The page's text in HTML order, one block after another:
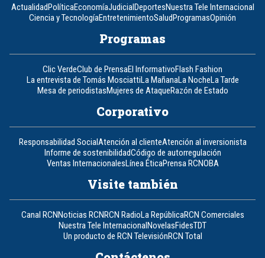
ActualidadPolíticaEconomíaJudicialDeportesNuestra Tele Internacional
Ciencia y TecnologíaEntretenimientoSaludProgramasOpinión
Programas
Clic VerdeClub de PrensaEl InformativoFlash Fashion
La entrevista de Tomás MosciattiLa MañanaLa NocheLa Tarde
Mesa de periodistasMujeres de AtaqueRazón de Estado
Corporativo
Responsabilidad SocialAtención al clienteAtención al inversionista
Informe de sostenibilidadCódigo de autorregulación
Ventas InternacionalesLínea ÉticaPrensa RCNOBA
Visite también
Canal RCNNoticias RCNRCN RadioLa RepúblicaRCN Comerciales
Nuestra Tele InternacionalNovelasFidesTDT
Un producto de RCN TelevisiónRCN Total